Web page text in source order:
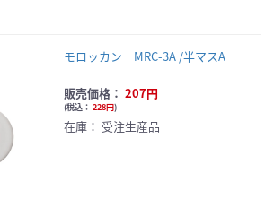
モロッカン MRC-3A /半マスA
販売価格： 207円
(税込： 228円)
在庫： 受注生産品